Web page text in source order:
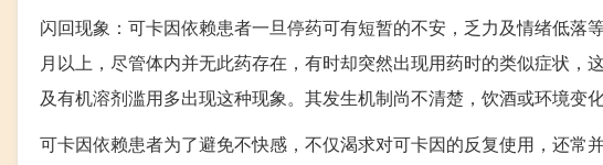
闪回现象：可卡因依赖患者一旦停药可有短暂的不安，乏力及情绪低
月以上，尽管体内并无此药存在，有时却突然出现用药时的类似症状
及有机溶剂滥用多出现这种现象。其发生机制尚不清楚，饮酒或环境变
可卡因依赖患者为了避免不快感，不仅渴求对可卡因的反复使用，还